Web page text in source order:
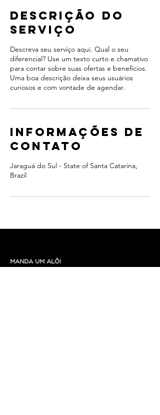
Descrição do
serviço
Descreva seu serviço aqui. Qual o seu
diferencial? Use um texto curto e chamativo
para contar sobre suas ofertas e benefícios.
Uma boa descrição deixa seus usuários
curiosos e com vontade de agendar.
Informações de
contato
Jaraguá do Sul - State of Santa Catarina,
Brazil
MANDA UM ALÔ!